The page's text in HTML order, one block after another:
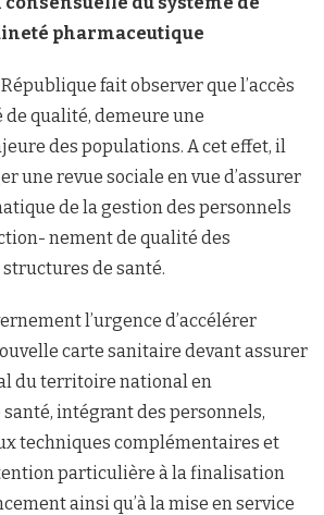
pharmaceutique
fait observer que l’accès
de qualité, demeure une
des populations. A cet effet, il
une revue sociale en vue d’assurer
de la gestion des personnels
nement de qualité des
de santé.
l’urgence d’accélérer
carte sanitaire devant assurer
du territoire national en
intégrant des personnels,
techniques complémentaires et
particulière à la finalisation
ainsi qu’à la mise en service